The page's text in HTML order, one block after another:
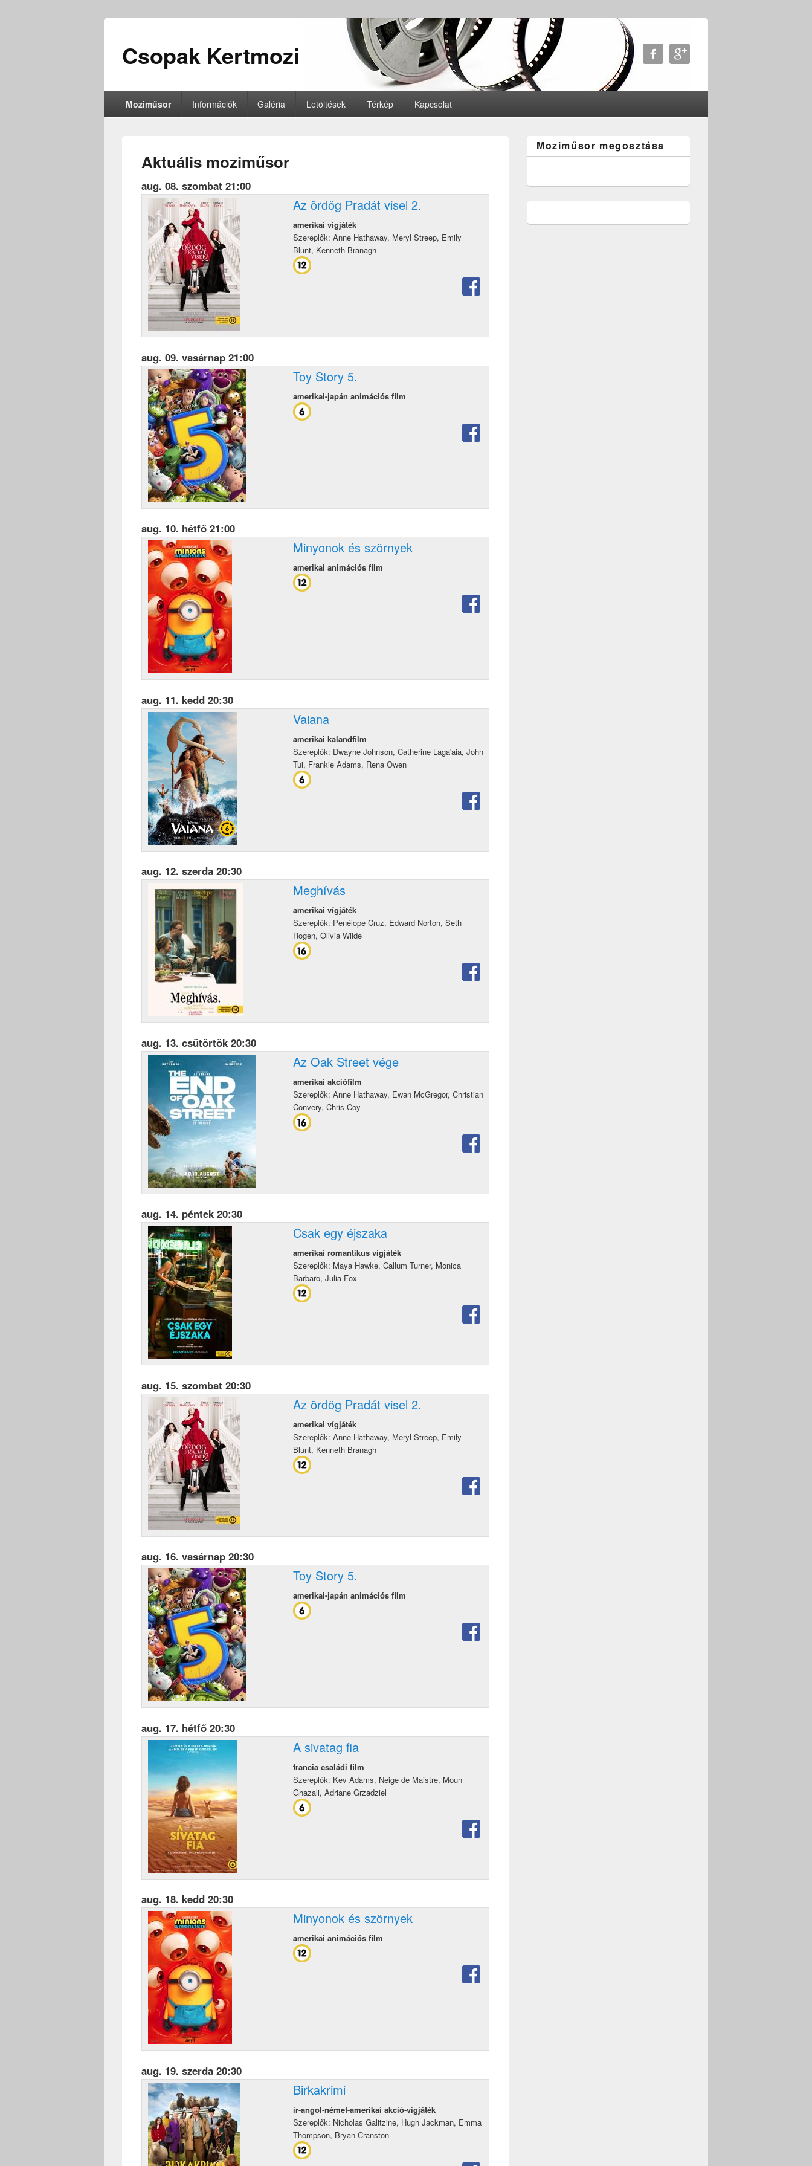
Csopak Kertmozi
Moziműsor Információk Galéria Letöltések Térkép Kapcsolat
Aktuális moziműsor
aug. 08. szombat 21:00
Az ördög Pradát visel 2.
amerikai vígjáték
Szereplők: Anne Hathaway, Meryl Streep, Emily
Blunt, Kenneth Branagh
aug. 09. vasárnap 21:00
Toy Story 5.
amerikai-japán animációs film
aug. 10. hétfő 21:00
Minyonok és szörnyek
amerikai animációs film
aug. 11. kedd 20:30
Vaiana
amerikai kalandfilm
Szereplők: Dwayne Johnson, Catherine Laga'aia, John
Tui, Frankie Adams, Rena Owen
aug. 12. szerda 20:30
Meghívás
amerikai vígjáték
Szereplők: Penélope Cruz, Edward Norton, Seth
Rogen, Olivia Wilde
aug. 13. csütörtök 20:30
Az Oak Street vége
amerikai akciófilm
Szereplők: Anne Hathaway, Ewan McGregor, Christian
Convery, Chris Coy
aug. 14. péntek 20:30
Csak egy éjszaka
amerikai romantikus vígjáték
Szereplők: Maya Hawke, Callum Turner, Monica
Barbaro, Julia Fox
aug. 15. szombat 20:30
Az ördög Pradát visel 2.
amerikai vígjáték
Szereplők: Anne Hathaway, Meryl Streep, Emily
Blunt, Kenneth Branagh
aug. 16. vasárnap 20:30
Toy Story 5.
amerikai-japán animációs film
aug. 17. hétfő 20:30
A sivatag fia
francia családi film
Szereplők: Kev Adams, Neige de Maistre, Moun
Ghazali, Adriane Grzadziel
aug. 18. kedd 20:30
Minyonok és szörnyek
amerikai animációs film
aug. 19. szerda 20:30
Birkakrimi
ír-angol-német-amerikai akció-vígjáték
Szereplők: Nicholas Galitzine, Hugh Jackman, Emma
Thompson, Bryan Cranston
Moziműsor megosztása